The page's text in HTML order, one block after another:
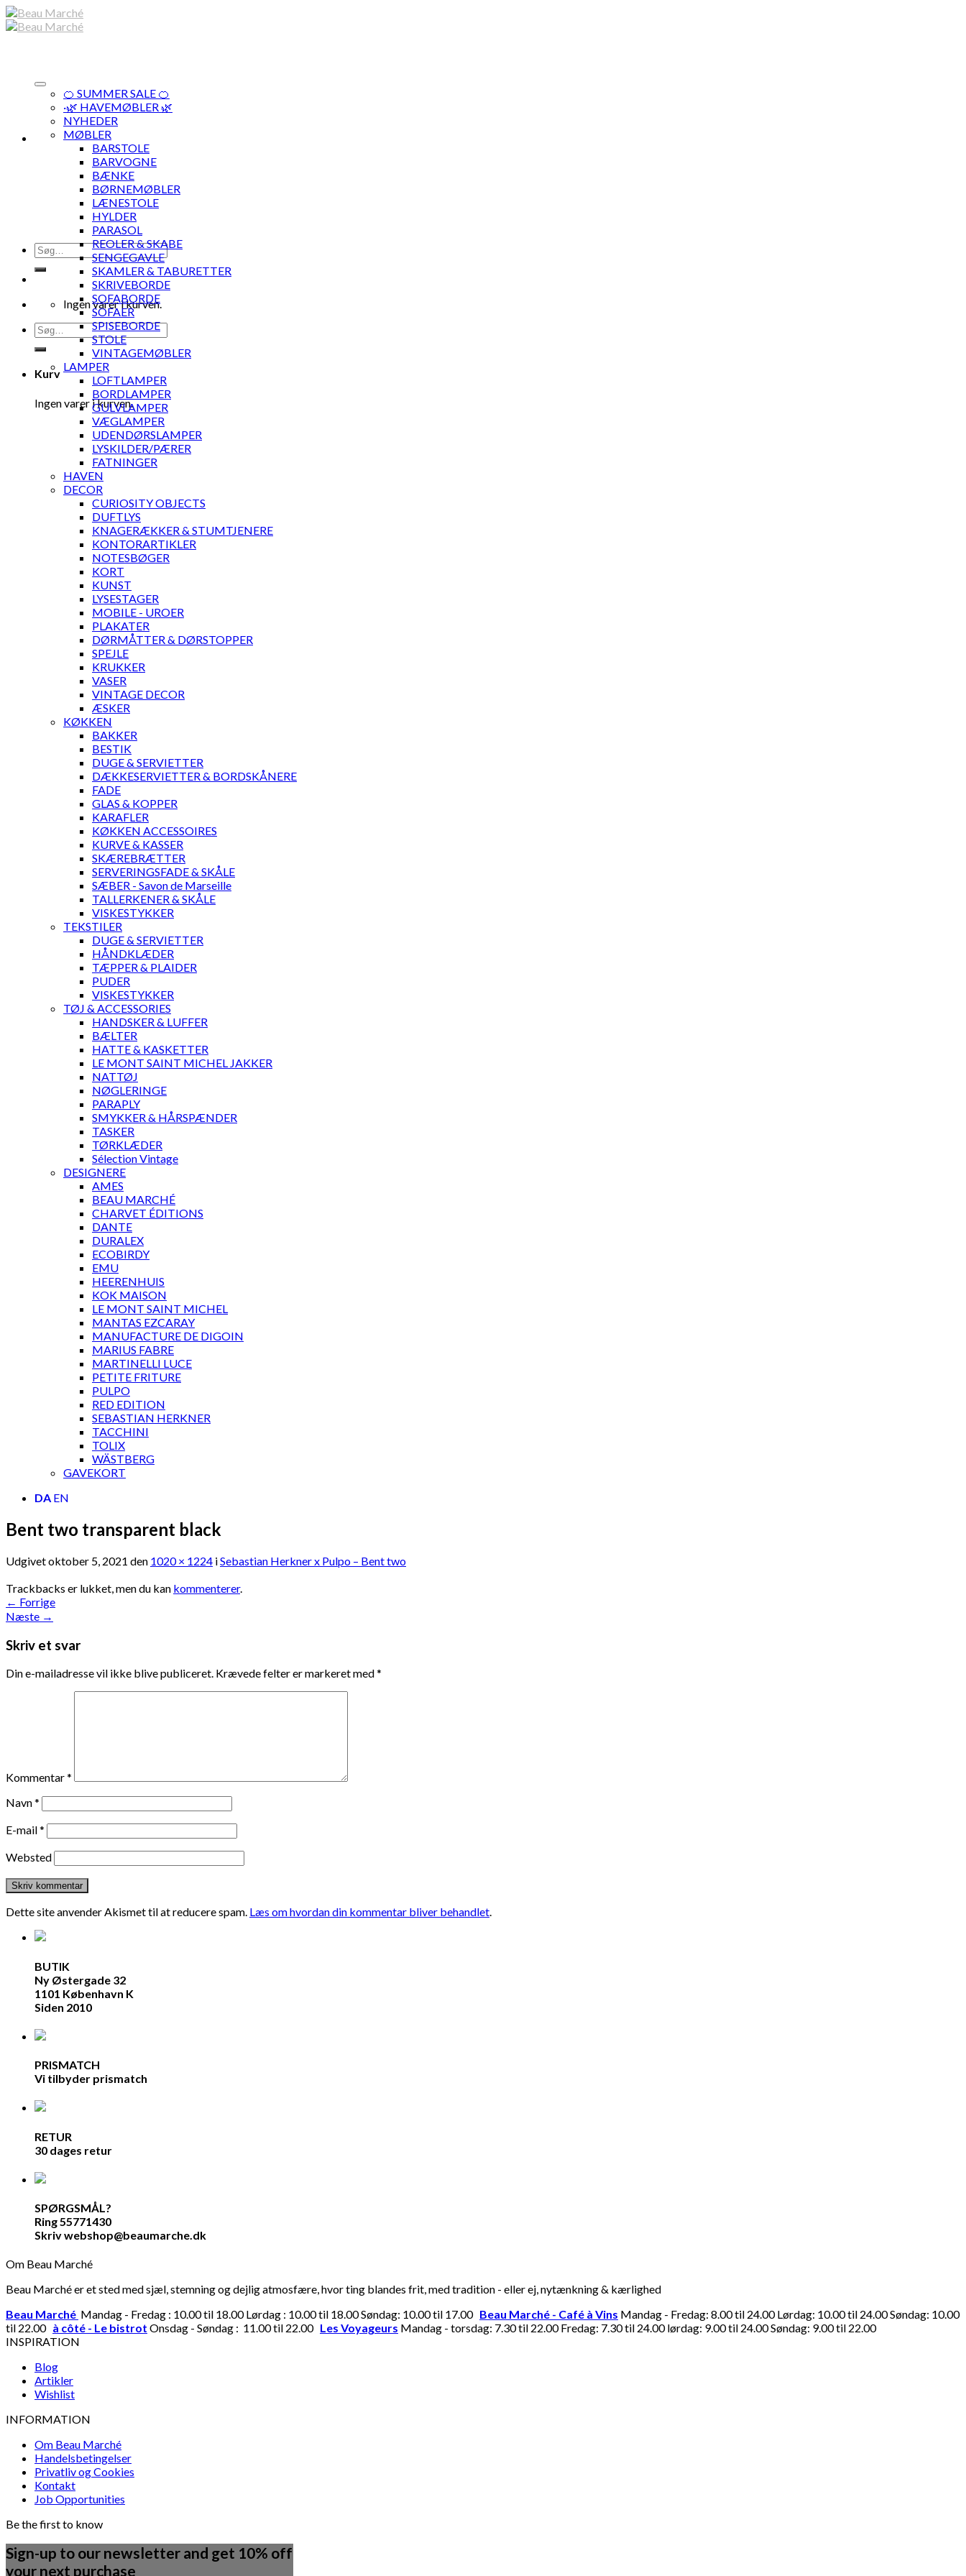
Skip
to
Søg
efter:
Ingen varer i kurven.
Søg
efter:
Kurv
Ingen varer i kurven.
🍊 SUMMER SALE 🍊
·🌿 HAVEMØBLER 🌿
NYHEDER
MØBLER
BARSTOLE
BARVOGNE
BÆNKE
BØRNEMØBLER
LÆNESTOLE
HYLDER
PARASOL
REOLER & SKABE
SENGEGAVLE
SKAMLER & TABURETTER
SKRIVEBORDE
SOFABORDE
SOFAER
SPISEBORDE
STOLE
VINTAGEMØBLER
LAMPER
LOFTLAMPER
BORDLAMPER
GULVLAMPER
VÆGLAMPER
UDENDØRSLAMPER
LYSKILDER/PÆRER
FATNINGER
HAVEN
DECOR
CURIOSITY OBJECTS
DUFTLYS
KNAGERÆKKER & STUMTJENERE
KONTORARTIKLER
NOTESBØGER
KORT
KUNST
LYSESTAGER
MOBILE - UROER
PLAKATER
DØRMÅTTER & DØRSTOPPER
SPEJLE
KRUKKER
VASER
VINTAGE DECOR
ÆSKER
KØKKEN
BAKKER
BESTIK
DUGE & SERVIETTER
DÆKKESERVIETTER & BORDSKÅNERE
FADE
GLAS & KOPPER
KARAFLER
KØKKEN ACCESSOIRES
KURVE & KASSER
SKÆREBRÆTTER
SERVERINGSFADE & SKÅLE
SÆBER - Savon de Marseille
TALLERKENER & SKÅLE
VISKESTYKKER
TEKSTILER
DUGE & SERVIETTER
HÅNDKLÆDER
TÆPPER & PLAIDER
PUDER
VISKESTYKKER
TØJ & ACCESSORIES
HANDSKER & LUFFER
BÆLTER
HATTE & KASKETTER
LE MONT SAINT MICHEL JAKKER
NATTØJ
NØGLERINGE
PARAPLY
SMYKKER & HÅRSPÆNDER
TASKER
TØRKLÆDER
Sélection Vintage
DESIGNERE
AMES
BEAU MARCHÉ
CHARVET ÉDITIONS
DANTE
DURALEX
ECOBIRDY
EMU
HEERENHUIS
KOK MAISON
LE MONT SAINT MICHEL
MANTAS EZCARAY
MANUFACTURE DE DIGOIN
MARIUS FABRE
MARTINELLI LUCE
PETITE FRITURE
PULPO
RED EDITION
SEBASTIAN HERKNER
TACCHINI
TOLIX
WÄSTBERG
GAVEKORT
DA EN
Bent two transparent black
Udgivetoktober 5, 2021 den 1020 × 1224 iSebastian Herkner x Pulpo – Bent two
Trackbacks er lukket, men du kan kommenterer.
← Forrige
Næste →
Skriv et svar
Din e-mailadresse vil ikke blive publiceret. Krævede felter er markeret med*
Kommentar*
Navn*
E-mail*
Websted
Dette site anvender Akismet til at reducere spam. Læs om hvordan din kommentar bliver behandlet.
BUTIK
Ny Østergade 32
1101 København K
Siden 2010
PRISMATCH
Vi tilbyder prismatch
RETUR
30 dages retur
SPØRGSMÅL?
Ring 55771430
Skriv webshop@beaumarche.dk
Om Beau Marché
Beau Marché er et sted med sjæl, stemning og dejlig atmosfære, hvor ting blandes frit, med tradition - eller ej, nytænkning & kærlighed
Beau Marché Mandag - Fredag : 10.00 til 18.00 Lørdag : 10.00 til 18.00 Søndag: 10.00 til 17.00 Beau Marché - Café à Vins Mandag - Fredag: 8.00 til 24.00 Lørdag: 10.00 til 24.00 Søndag: 10.00
til 22.00 à côté - Le bistrot Onsdag - Søndag : 11.00 til 22.00 Les Voyageurs Mandag - torsdag: 7.30 til 22.00 Fredag: 7.30 til 24.00 lørdag: 9.00 til 24.00 Søndag: 9.00 til 22.00
INSPIRATION
Blog
Artikler
Wishlist
INFORMATION
Om Beau Marché
Handelsbetingelser
Privatliv og Cookies
Kontakt
Job Opportunities
Be the first to know
Sign-up to our newsletter and get 10% off
your next purchase